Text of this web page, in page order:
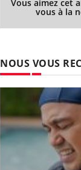
Vous aimez cet
vous à la
NOUS VOUS